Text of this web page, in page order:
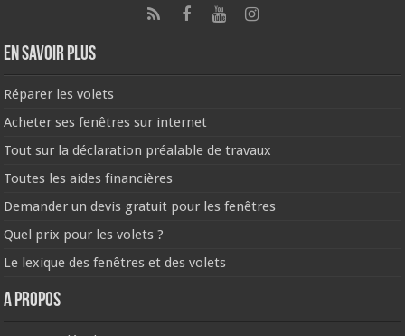
En savoir plus
Réparer les volets
Acheter ses fenêtres sur internet
Tout sur la déclaration préalable de travaux
Toutes les aides financières
Demander un devis gratuit pour les fenêtres
Quel prix pour les volets ?
Le lexique des fenêtres et des volets
A propos